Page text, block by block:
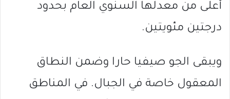
أعلى من معدلها السنوي العام بحدود
درجتين مئويتين.
ويبقى الجو صيفيا حارا وضمن النطاق
المعقول خاصة في الجبال. في المناطق